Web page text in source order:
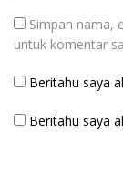
Simpan nama,
untuk komentar
Beritahu saya
Beritahu saya